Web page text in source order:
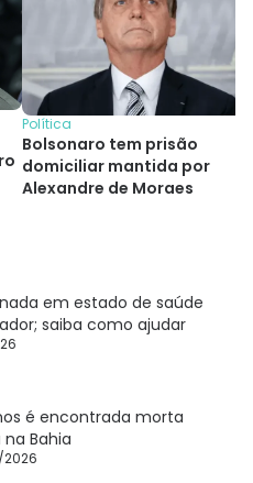
Política
Bolsonaro tem prisão
domiciliar mantida por
Alexandre de Moraes
em estado de saúde
saiba como ajudar
é encontrada morta
Bahia